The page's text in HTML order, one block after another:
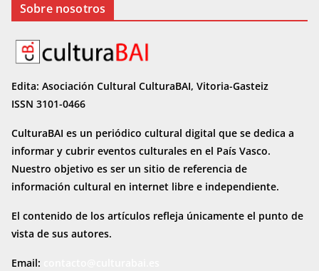
Sobre nosotros
Edita: Asociación Cultural CulturaBAI, Vitoria-Gasteiz
ISSN 3101-0466
CulturaBAI es un periódico cultural digital que se dedica a
informar y cubrir eventos culturales en el País Vasco.
Nuestro objetivo es ser un sitio de referencia de
información cultural en internet libre e independiente.
El contenido de los artículos refleja únicamente el punto de
vista de sus autores.
Email: